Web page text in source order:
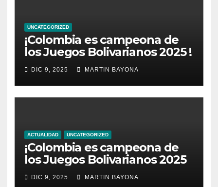
UNCATEGORIZED
¡Colombia es campeona de
los Juegos Bolivarianos 2025 !
DIC 9, 2025 MARTIN BAYONA
ACTUALIDAD UNCATEGORIZED
¡Colombia es campeona de
los Juegos Bolivarianos 2025
DIC 9, 2025 MARTIN BAYONA